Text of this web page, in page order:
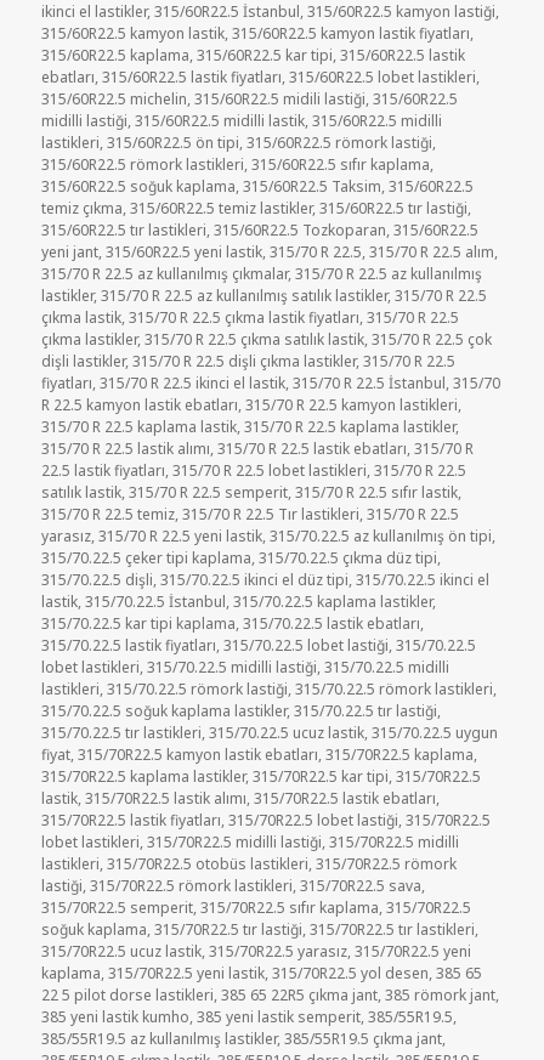
ikinci el lastikler,315/60R22.5 İstanbul,315/60R22.5 kamyon lastiği,
315/60R22.5 kamyon lastik,315/60R22.5 kamyon lastik fiyatları,
315/60R22.5 kaplama,315/60R22.5 kar tipi,315/60R22.5 lastik
ebatları,315/60R22.5 lastik fiyatları,315/60R22.5 lobet lastikleri,
315/60R22.5 michelin,315/60R22.5 midili lastiği,315/60R22.5
midilli lastiği,315/60R22.5 midilli lastik,315/60R22.5 midilli
lastikleri,315/60R22.5 ön tipi,315/60R22.5 römork lastiği,
315/60R22.5 römork lastikleri,315/60R22.5 sıfır kaplama,
315/60R22.5 soğuk kaplama,315/60R22.5 Taksim,315/60R22.5
temiz çıkma,315/60R22.5 temiz lastikler,315/60R22.5 tır lastiği,
315/60R22.5 tır lastikleri,315/60R22.5 Tozkoparan,315/60R22.5
yeni jant,315/60R22.5 yeni lastik,315/70 R 22.5,315/70 R 22.5 alım,
315/70 R 22.5 az kullanılmış çıkmalar,315/70 R 22.5 az kullanılmış
lastikler,315/70 R 22.5 az kullanılmış satılık lastikler,315/70 R 22.5
çıkma lastik,315/70 R 22.5 çıkma lastik fiyatları,315/70 R 22.5
çıkma lastikler,315/70 R 22.5 çıkma satılık lastik,315/70 R 22.5 çok
dişli lastikler,315/70 R 22.5 dişli çıkma lastikler,315/70 R 22.5
fiyatları,315/70 R 22.5 ikinci el lastik,315/70 R 22.5 İstanbul,315/70
R 22.5 kamyon lastik ebatları,315/70 R 22.5 kamyon lastikleri,
315/70 R 22.5 kaplama lastik,315/70 R 22.5 kaplama lastikler,
315/70 R 22.5 lastik alımı,315/70 R 22.5 lastik ebatları,315/70 R
22.5 lastik fiyatları,315/70 R 22.5 lobet lastikleri,315/70 R 22.5
satılık lastik,315/70 R 22.5 semperit,315/70 R 22.5 sıfır lastik,
315/70 R 22.5 temiz,315/70 R 22.5 Tır lastikleri,315/70 R 22.5
yarasız,315/70 R 22.5 yeni lastik,315/70.22.5 az kullanılmış ön tipi,
315/70.22.5 çeker tipi kaplama,315/70.22.5 çıkma düz tipi,
315/70.22.5 dişli,315/70.22.5 ikinci el düz tipi,315/70.22.5 ikinci el
lastik,315/70.22.5 İstanbul,315/70.22.5 kaplama lastikler,
315/70.22.5 kar tipi kaplama,315/70.22.5 lastik ebatları,
315/70.22.5 lastik fiyatları,315/70.22.5 lobet lastiği,315/70.22.5
lobet lastikleri,315/70.22.5 midilli lastiği,315/70.22.5 midilli
lastikleri,315/70.22.5 römork lastiği,315/70.22.5 römork lastikleri,
315/70.22.5 soğuk kaplama lastikler,315/70.22.5 tır lastiği,
315/70.22.5 tır lastikleri,315/70.22.5 ucuz lastik,315/70.22.5 uygun
fiyat,315/70R22.5 kamyon lastik ebatları,315/70R22.5 kaplama,
315/70R22.5 kaplama lastikler,315/70R22.5 kar tipi,315/70R22.5
lastik,315/70R22.5 lastik alımı,315/70R22.5 lastik ebatları,
315/70R22.5 lastik fiyatları,315/70R22.5 lobet lastiği,315/70R22.5
lobet lastikleri,315/70R22.5 midilli lastiği,315/70R22.5 midilli
lastikleri,315/70R22.5 otobüs lastikleri,315/70R22.5 römork
lastiği,315/70R22.5 römork lastikleri,315/70R22.5 sava,
315/70R22.5 semperit,315/70R22.5 sıfır kaplama,315/70R22.5
soğuk kaplama,315/70R22.5 tır lastiği,315/70R22.5 tır lastikleri,
315/70R22.5 ucuz lastik,315/70R22.5 yarasız,315/70R22.5 yeni
kaplama,315/70R22.5 yeni lastik,315/70R22.5 yol desen,385 65
22 5 pilot dorse lastikleri,385 65 22R5 çıkma jant,385 römork jant,
385 yeni lastik kumho,385 yeni lastik semperit,385/55R19.5,
385/55R19.5 az kullanılmış lastikler,385/55R19.5 çıkma jant,